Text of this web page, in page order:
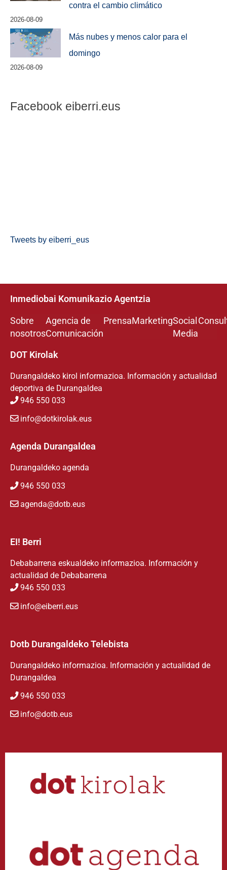
contra el cambio climático
2026-08-09
Más nubes y menos calor para el
domingo
2026-08-09
Facebook eiberri.eus
Tweets by eiberri_eus
Inmediobai Komunikazio Agentzia
Sobre
nosotros
Agencia de
Comunicación
PrensaMarketingSocial
Media
DOT Kirolak
Durangaldeko kirol informazioa. Información y actualidad
deportiva de Durangaldea
946 550 033
info@dotkirolak.eus
Agenda Durangaldea
Durangaldeko agenda
946 550 033
agenda@dotb.eus
EI! Berri
Debabarrena eskualdeko informazioa. Información y
actualidad de Debabarrena
946 550 033
info@eiberri.eus
Dotb Durangaldeko Telebista
Durangaldeko informazioa. Información y actualidad de
Durangaldea
946 550 033
info@dotb.eus